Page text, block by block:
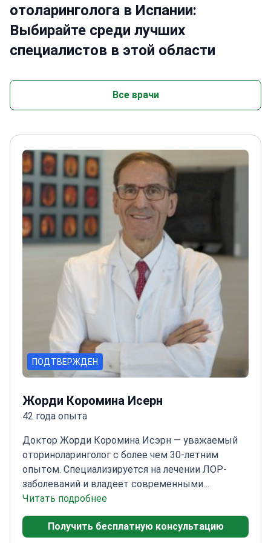
высококачественных медицинских
учреждениях.
отоларинголога в Испании:
Выбирайте среди лучших
специалистов в этой области
Все врачи
ПОДТВЕРЖДЕН
Жорди Коромина Исерн
42 года опыта
Доктор Жорди Коромина Исэрн — уважаемый
оториноларинголог с более чем 30-летним
опытом. Специализируется на лечении ЛОР-
заболеваний и владеет современными
хирургическими методиками, включая
кохлеарную имплантацию, септопластику,
тонзиллэктомию, тимпанопластику и
Читать подробнее
Получить бесплатную консультацию